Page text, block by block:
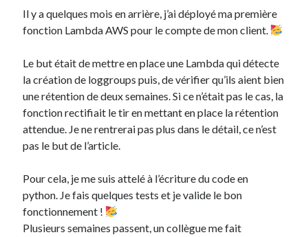
Une journée avec moi aux Cloud Native Days 2026
A la découverte de Gateway API
Commentaires récents
Aucun commentaire à afficher.
Il y a quelques mois en arrière, j’ai déployé ma première
fonction Lambda AWS pour le compte de mon client.
Le but était de mettre en place une Lambda qui détecte
la création de loggroups puis, de vérifier qu’ils aient bien
une rétention de deux semaines. Si ce n’était pas le cas, la
fonction rectifiait le tir en mettant en place la rétention
attendue. Je ne rentrerai pas plus dans le détail, ce n’est
pas le but de l’article.
Pour cela, je me suis attelé à l’écriture du code en
python. Je fais quelques tests et je valide le bon
fonctionnement !
Plusieurs semaines passent, un collègue me fait